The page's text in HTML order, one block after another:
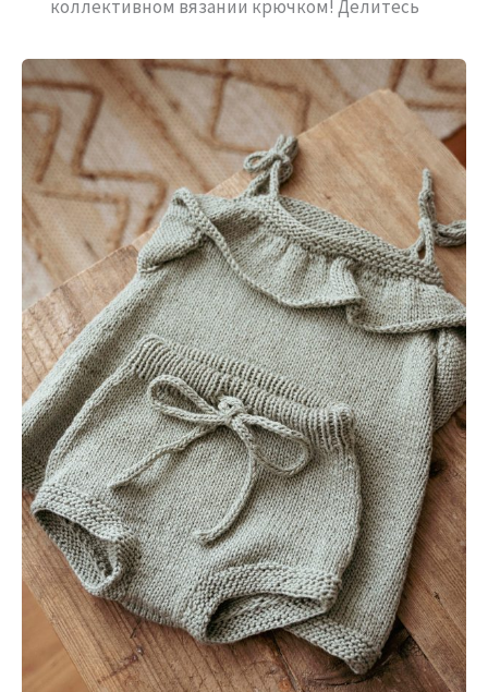
коллективном вязании крючком! Делитесь